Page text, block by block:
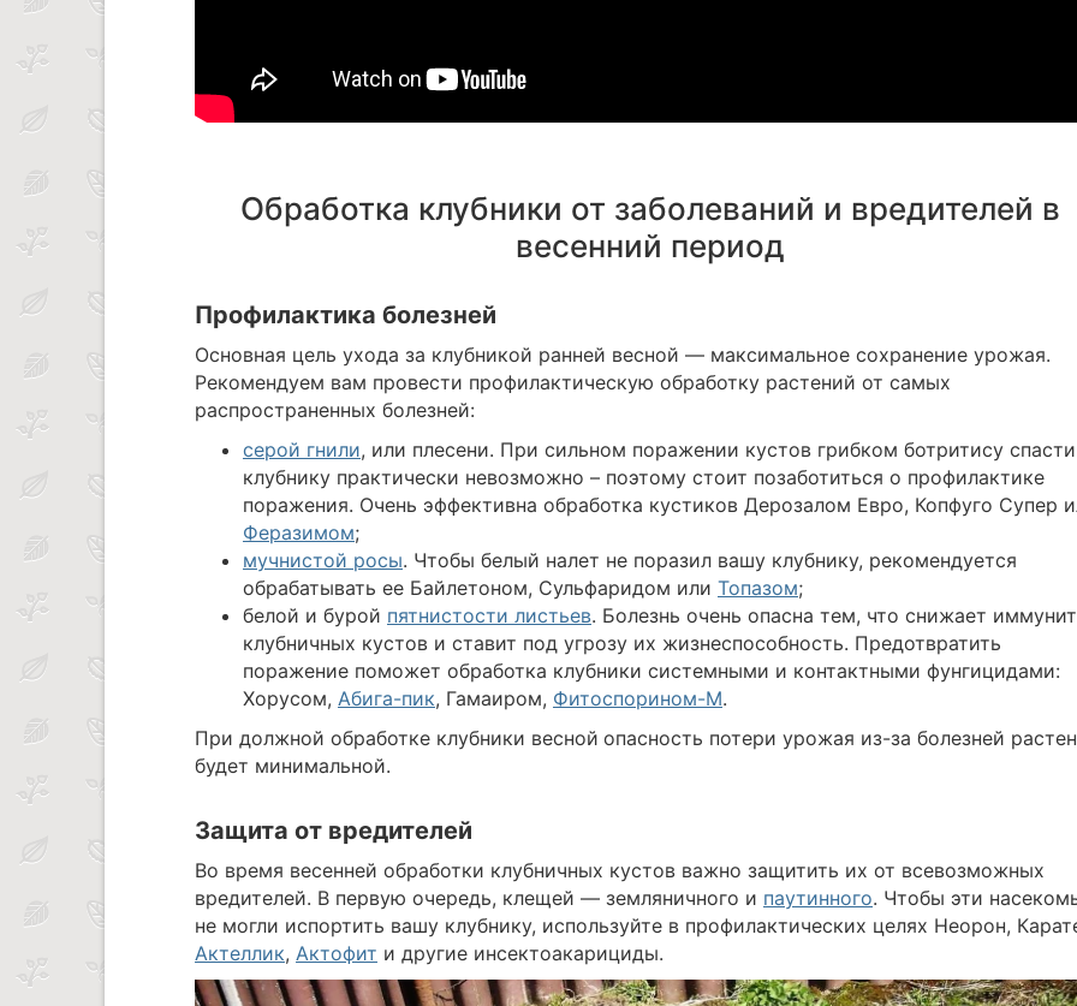
Обработка клубники от заболеваний и вредителей в
весенний период
Профилактика болезней
Основная цель ухода за клубникой ранней весной — максимальное сохранение урожая.
Рекомендуем вам провести профилактическую обработку растений от самых
распространенных болезней:
серой гнили, или плесени. При сильном поражении кустов грибком ботритису спасти
клубнику практически невозможно – поэтому стоит позаботиться о профилактике
поражения. Очень эффективна обработка кустиков Дерозалом Евро, Копфуго Супер
Феразимом;
мучнистой росы. Чтобы белый налет не поразил вашу клубнику, рекомендуется
обрабатывать ее Байлетоном, Сульфаридом или Топазом;
белой и бурой пятнистости листьев. Болезнь очень опасна тем, что снижает
клубничных кустов и ставит под угрозу их жизнеспособность. Предотвратить
поражение поможет обработка клубники системными и контактными фунгицидами:
Хорусом, Абига-пик, Гамаиром, Фитоспорином-М.
При должной обработке клубники весной опасность потери урожая из-за болезней
будет минимальной.
Защита от вредителей
Во время весенней обработки клубничных кустов важно защитить их от всевозможных
вредителей. В первую очередь, клещей — земляничного и паутинного. Чтобы эти
не могли испортить вашу клубнику, используйте в профилактических целях Неорон,
Актеллик, Актофит и другие инсектоакарициды.